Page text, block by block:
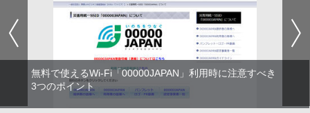
無料で使えるWi-Fi「00000JAPAN」利用時に注意すべき
3つのポイント